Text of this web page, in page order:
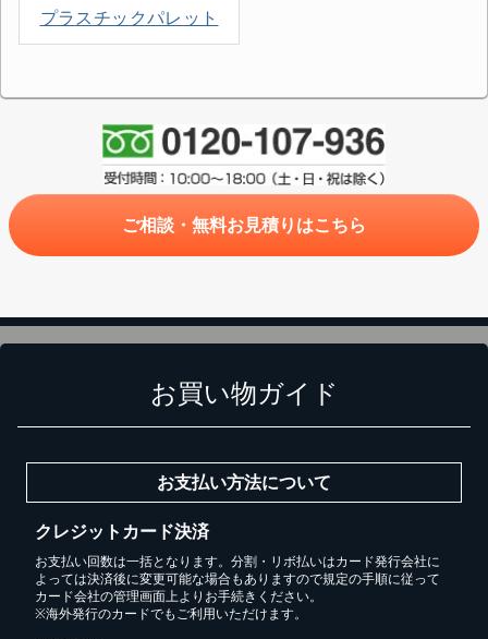
プラスチックパレット
ご相談・無料お見積りはこちら
お買い物ガイド
お支払い方法について
クレジットカード決済
お支払い回数は一括となります。分割・リボ払いはカード発行会社に
よっては決済後に変更可能な場合もありますので規定の手順に従って
カード会社の管理画面上よりお手続きください。
※海外発行のカードでもご利用いただけます。